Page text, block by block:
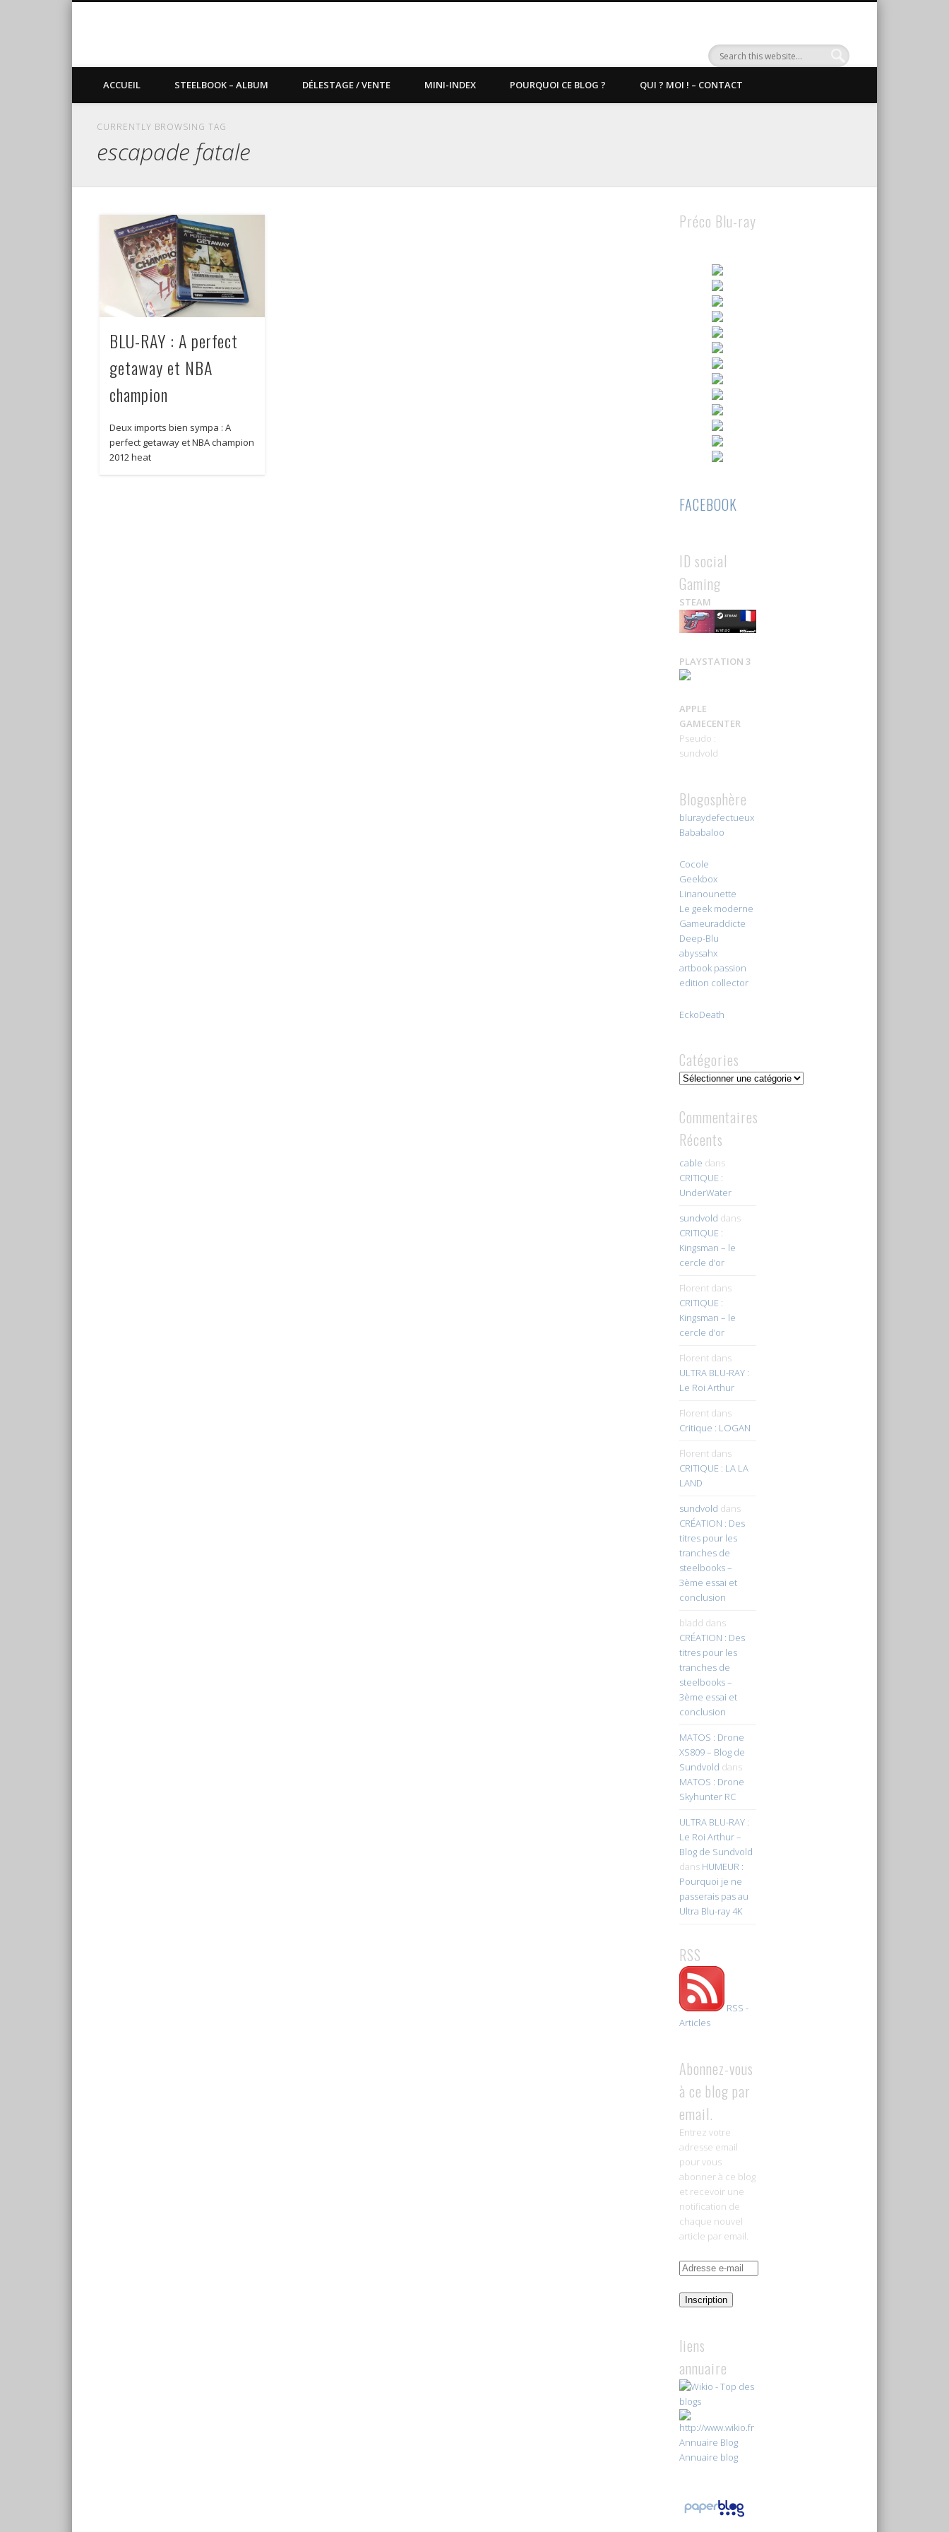
ACCUEIL STEELBOOK – ALBUM DÉLESTAGE / VENTE MINI-INDEX POURQUOI CE BLOG ? QUI ? MOI ! – CONTACT
CURRENTLY BROWSING TAG
escapade fatale
BLU-RAY : A perfect
getaway et NBA
champion
Deux imports bien sympa : A
perfect getaway et NBA champion
2012 heat
Préco Blu-ray
FACEBOOK
ID social
Gaming
STEAM
PLAYSTATION 3
APPLE
GAMECENTER
Pseudo :
sundvold
Blogosphère
bluraydefectueux
Bababaloo
Cocole
Geekbox
Linanounette
Le geek moderne
Gameuraddicte
Deep-Blu
abyssahx
artbook passion
edition collector
EckoDeath
Catégories
Catégories
Commentaires
Récents
cable dans
CRITIQUE :
UnderWater
sundvold dans
CRITIQUE :
Kingsman – le
cercle d’or
Florentdans
CRITIQUE :
Kingsman – le
cercle d’or
Florentdans
ULTRA BLU-RAY :
Le Roi Arthur
Florentdans
Critique : LOGAN
Florentdans
CRITIQUE : LA LA
LAND
sundvold dans
CRÉATION : Des
titres pour les
tranches de
steelbooks –
3ème essai et
conclusion
bladd dans
CRÉATION : Des
titres pour les
tranches de
steelbooks –
3ème essai et
conclusion
MATOS : Drone
XS809 – Blog de
Sundvold dans
MATOS : Drone
Skyhunter RC
ULTRA BLU-RAY :
Le Roi Arthur –
Blog de Sundvold
dans HUMEUR :
Pourquoi je ne
passerais pas au
Ultra Blu-ray 4K
RSS
RSS -
Articles
Abonnez-vous
à ce blog par
email.
Entrez votre
adresse email
pour vous
abonner à ce blog
et recevoir une
notification de
chaque nouvel
article par email.
Adresse
mailInscription
liens
annuaire
Annuaire Blog
Annuaire blog